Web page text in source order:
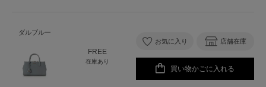
ダルブルー
FREE
在庫あり
お気に入り 店舗在庫
買い物かごに入れる